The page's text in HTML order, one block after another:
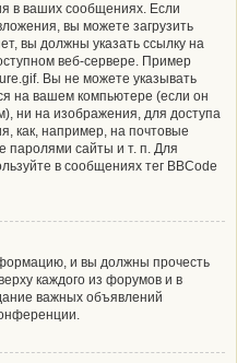
в ваших сообщениях. Если
вы можете загрузить
вы должны указать ссылку на
веб-сервере. Пример
Вы не можете указывать
на вашем компьютере (если он
ни на изображения, для доступа
как, например, на почтовые
сайты и т. п. Для
в сообщениях тег BBCode
и вы должны прочесть
каждого из форумов и в
важных объявлений